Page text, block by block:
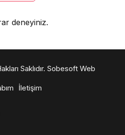
deneyiniz.
Saklıdır. Sobesoft Web
İletişim